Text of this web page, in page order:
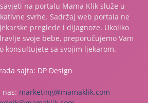
na portalu Mama Klik služe u
svrhe. Sadržaj web portala ne
preglede i dijagnoze. Ukoliko
svoje bebe, preporučujemo Vam
konsultujete sa svojim ljekarom.
sajta: DP Design
nas: marketing@mamaklik.com